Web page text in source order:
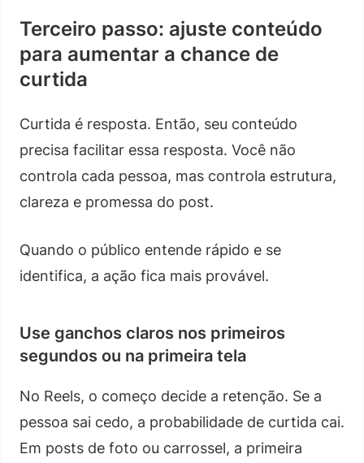
Terceiro passo: ajuste conteúdo
para aumentar a chance de
curtida
Curtida é resposta. Então, seu conteúdo
precisa facilitar essa resposta. Você não
controla cada pessoa, mas controla estrutura,
clareza e promessa do post.
Quando o público entende rápido e se
identifica, a ação fica mais provável.
Use ganchos claros nos primeiros
segundos ou na primeira tela
No Reels, o começo decide a retenção. Se a
pessoa sai cedo, a probabilidade de curtida cai.
Em posts de foto ou carrossel, a primeira